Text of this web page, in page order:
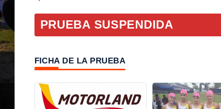
PRUEBA SUSPENDIDA
FICHA DE LA PRUEBA